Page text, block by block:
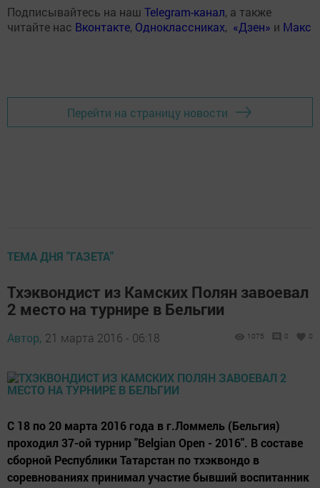
Подписывайтесь на наш Telegram-канал, а также
читайте нас Вконтакте, Одноклассниках, «Дзен» и Макс
Перейти на страницу новости
ТЕМА ДНЯ "ГАЗЕТА"
Тхэквондист из Камских Полян завоевал
2 место на турнире в Бельгии
Автор, 21 марта 2016 - 06:18 1075 0 0
С 18 по 20 марта 2016 года в г.Ломмель (Бельгия)
проходил 37-ой турнир "Belgian Open - 2016". В составе
сборной Республики Татарстан по тхэквондо в
соревнованиях принимал участие бывший воспитанник